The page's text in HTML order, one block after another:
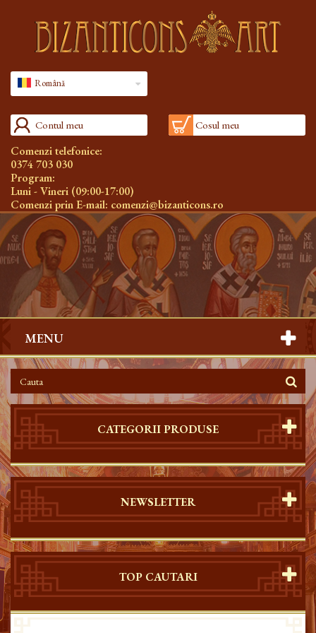
Română
Contul meu Cosul meu
Comenzi telefonice:
0374 703 030
Program:
Luni - Vineri (09:00-17:00)
Comenzi prin E-mail: comenzi@bizanticons.ro
MENU
CATEGORII PRODUSE
NEWSLETTER
TOP CAUTARI